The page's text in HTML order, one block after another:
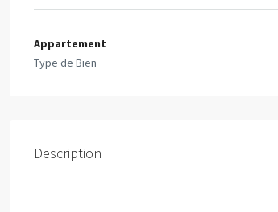
Appartement
Type de Bien
Description